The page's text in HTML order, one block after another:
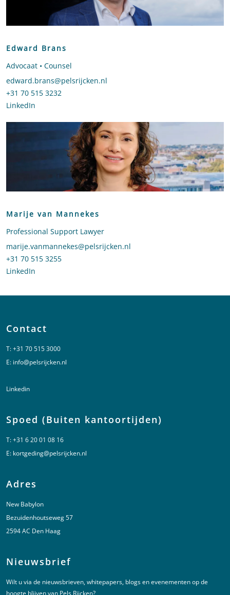
Edward Brans
Advocaat • Counsel
Stuur een e-mail naar Edward Brans
edward.brans@pelsrijcken.nl
Bel naar Edward Brans
+31 70 515 3232
LinkedIn
Marije van Mannekes
Professional Support Lawyer
Stuur een e-mail naar Marije van Mannekes
marije.vanmannekes@pelsrijcken.nl
Bel naar Marije van Mannekes
+31 70 515 3255
LinkedIn
Contact
T:+31 70 515 3000
E: info@pelsrijcken.nl
Linkedin
Spoed (Buiten kantoortijden)
T:+31 6 20 01 08 16
E: kortgeding@pelsrijcken.nl
Adres
New Babylon
Bezuidenhoutseweg 57
2594 AC Den Haag
Nieuwsbrief
Wilt u via de nieuwsbrieven, whitepapers, blogs en evenementen op de